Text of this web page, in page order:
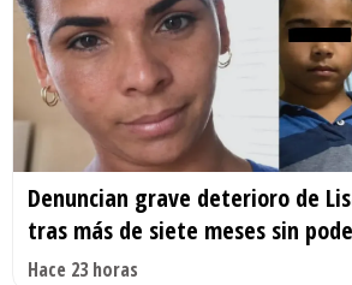
Denuncian grave deterioro de
tras más de siete meses sin
Hace 23 horas